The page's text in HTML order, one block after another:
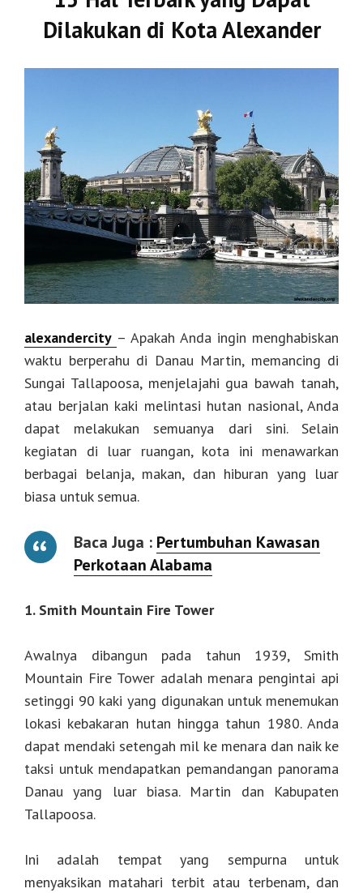
Dilakukan di Kota Alexander
alexandercity – Apakah Anda ingin menghabiskan
waktu berperahu di Danau Martin, memancing di
Sungai Tallapoosa, menjelajahi gua bawah tanah,
atau berjalan kaki melintasi hutan nasional, Anda
dapat melakukan semuanya dari sini. Selain
kegiatan di luar ruangan, kota ini menawarkan
berbagai belanja, makan, dan hiburan yang luar
biasa untuk semua.
Baca Juga : Pertumbuhan Kawasan
Perkotaan Alabama
1. Smith Mountain Fire Tower
Awalnya dibangun pada tahun 1939, Smith
Mountain Fire Tower adalah menara pengintai api
setinggi 90 kaki yang digunakan untuk menemukan
lokasi kebakaran hutan hingga tahun 1980. Anda
dapat mendaki setengah mil ke menara dan naik ke
taksi untuk mendapatkan pemandangan panorama
Danau yang luar biasa. Martin dan Kabupaten
Tallapoosa.
Ini adalah tempat yang sempurna untuk
menyaksikan matahari terbit atau terbenam, dan